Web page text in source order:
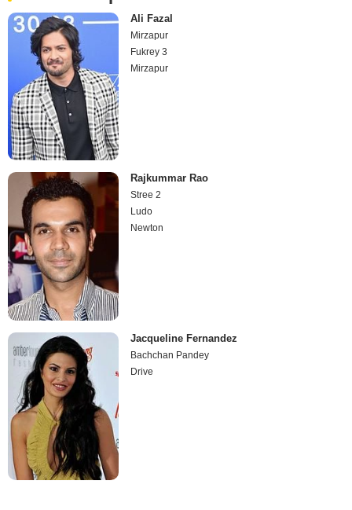
Ali Fazal
Mirzapur
Fukrey 3
Mirzapur
Rajkummar Rao
Stree 2
Ludo
Newton
Jacqueline Fernandez
Bachchan Pandey
Drive